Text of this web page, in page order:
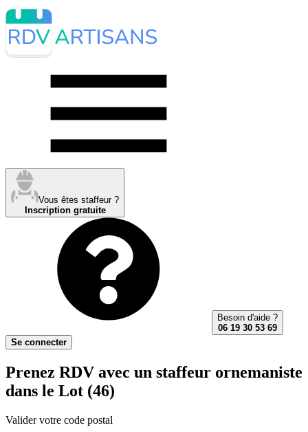
Vous êtes staffeur ?
Inscription gratuite
Besoin d'aide ?
06 19 30 53 69
Se connecter
Prenez RDV avec un staffeur ornemaniste
dans le Lot (46)
Valider votre code postal